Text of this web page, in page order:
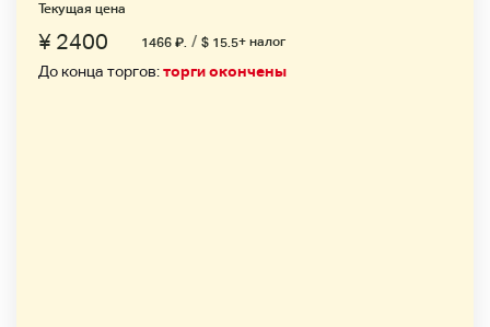
Текущая цена
¥ 2400 1466 ₽. / $ 15.5+ налог
До конца торгов:торги окончены